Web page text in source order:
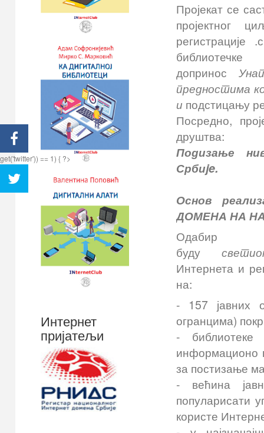
Интернет
пријатељи
get('twitter')) == 1) { ?>
Пројекат се
пројектног
регистрације
допринос
предностима
и подстицању
Посредно,
друштва:
Подизање н
Србиje.
Основ
ДОМЕНА НА
буду
Интернета и
на:
- 157 јавних
огранцима)
-
информационо
за постизање
- већина
популарисати
користе